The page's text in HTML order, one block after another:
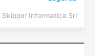
Informatica Srl